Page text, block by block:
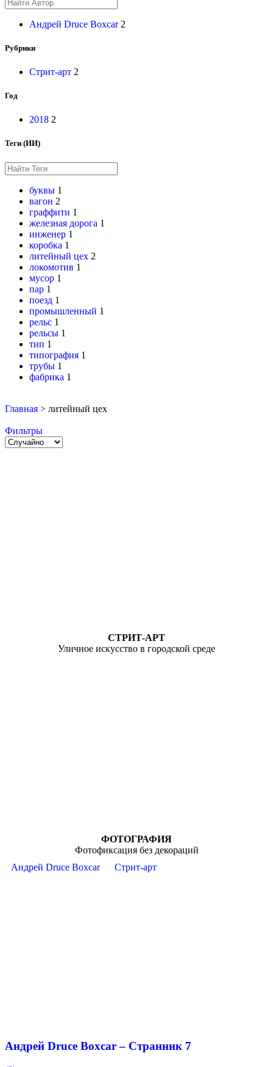
Андрей Druce Boxcar 2
Рубрики
Стрит-арт 2
Год
2018 2
Теги (ИИ)
буквы 1
вагон 2
граффити 1
железная дорога 1
инженер 1
коробка 1
литейный цех 2
локомотив 1
мусор 1
пар 1
поезд 1
промышленный 1
рельс 1
рельсы 1
тип 1
типография 1
трубы 1
фабрика 1
Главная > литейный цех
Фильтры
СТРИТ-АРТ
Уличное искусство в городской среде
ФОТОГРАФИЯ
Фотофиксация без декораций
Андрей Druce Boxcar
Стрит-арт
Андрей Druce Boxcar – Странник 7